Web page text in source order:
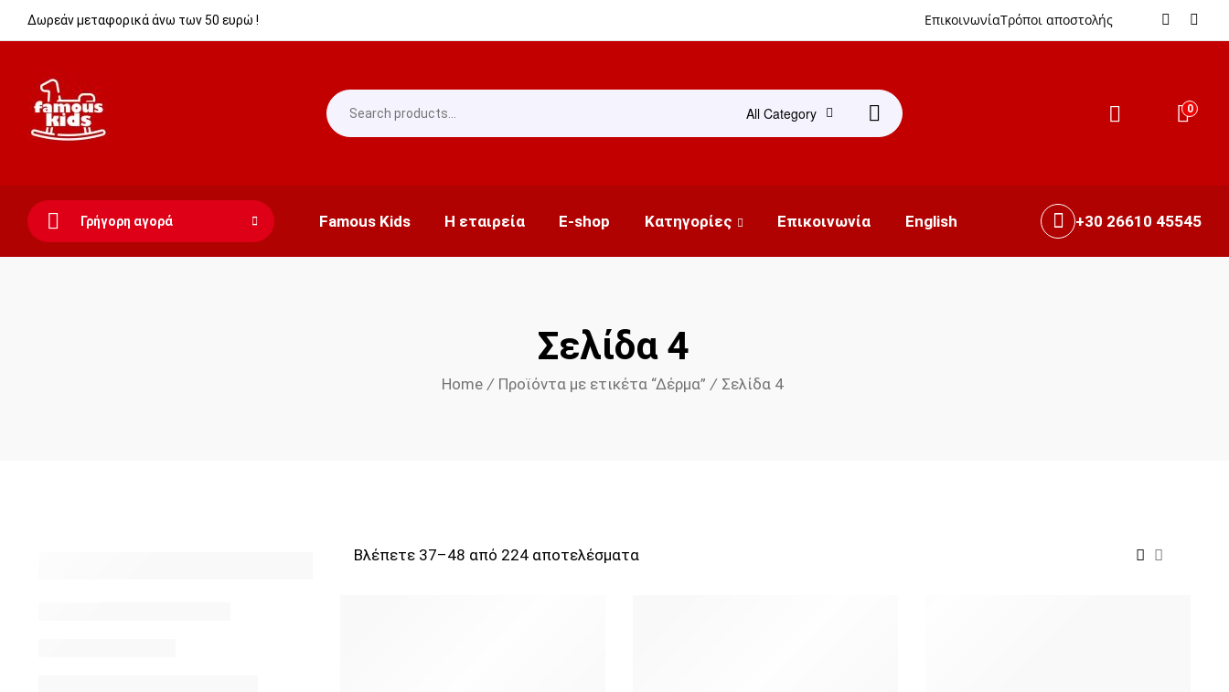
Δωρεάν μεταφορικά άνω των 50 ευρώ ! ΕπικοινωνίαΤρόποι αποστολής
All Category 0
Γρήγορη αγορά Famous Kids Η εταιρεία E-shop Κατηγορίες Επικοινωνία English +30 26610 45545
Σελίδα 4
Home / Προϊόντα με ετικέτα “Δέρμα” / Σελίδα 4
Βλέπετε 37–48 από 224 αποτελέσματα